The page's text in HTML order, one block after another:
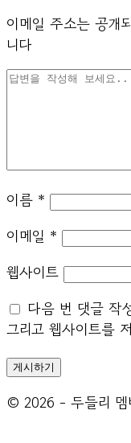
이메일 주소는 공개
니다
이름 *
이메일 *
웹사이트
다음 번 댓글 작
그리고 웹사이트를
© 2026 - 두들리 멤